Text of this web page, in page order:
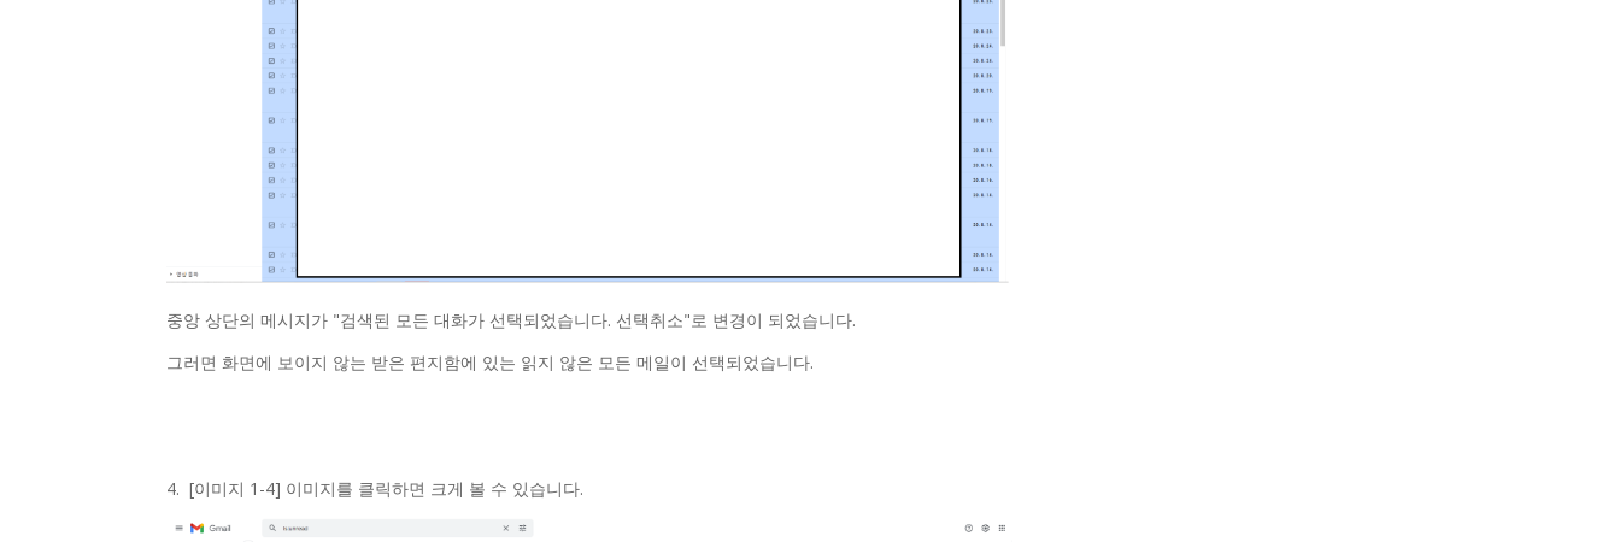
중앙 상단의 메시지가 "검색된 모든 대화가 선택되었습니다. 선택취소"로 변경이 되었습니다.
그러면 화면에 보이지 않는 받은 편지함에 있는 읽지 않은 모든 메일이 선택되었습니다.
4. [이미지 1-4] 이미지를 클릭하면 크게 볼 수 있습니다.